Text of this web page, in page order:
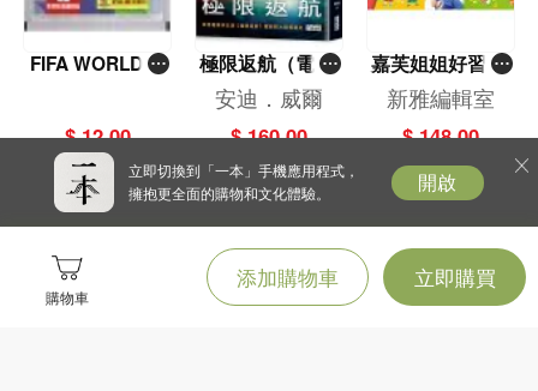
購物車
添加購物車 立即購買
FIFA WORLD C
包）
$ 12.00
極限返航（電影
書衣典藏版）
（獨家收錄作者
訪談）
安迪．威爾
$ 160.00
嘉芙姐姐好習慣
兒歌小手機
新雅編輯室
$ 148.00
立即切換到「一本」手機應用程式，
擁抱更全面的購物和文化體驗。
開啟